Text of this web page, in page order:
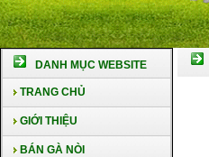
DANH MỤC WEBSITE
TRANG CHỦ
GIỚI THIỆU
BÁN GÀ NÒI